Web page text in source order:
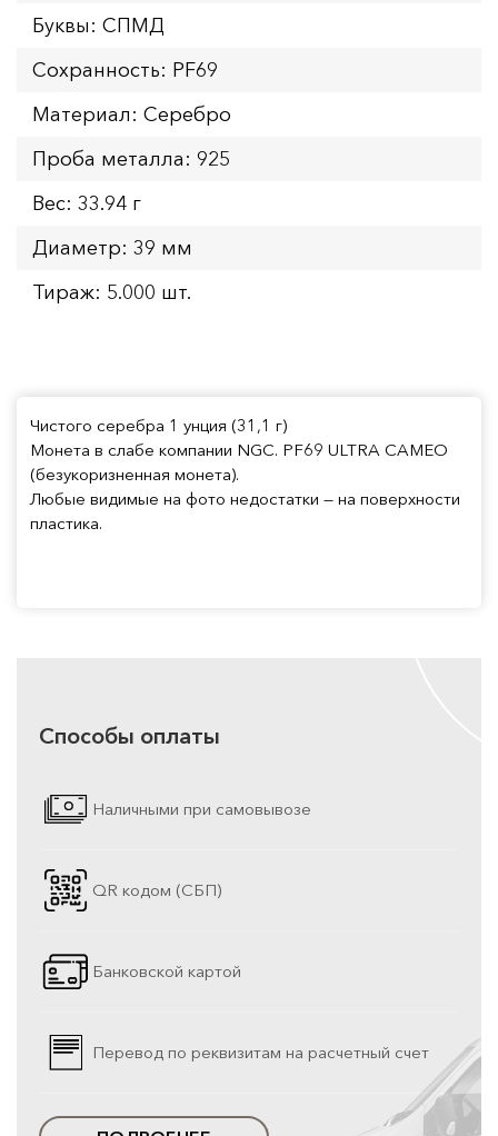
Буквы: СПМД
Сохранность: PF69
Материал: Серебро
Проба металла: 925
Вес: 33.94 г
Диаметр: 39 мм
Тираж: 5.000 шт.
Чистого серебра 1 унция (31,1 г)
Монета в слабе компании NGC. PF69 ULTRA CAMEO
(безукоризненная монета).
Любые видимые на фото недостатки — на поверхности
пластика.
Способы оплаты
Наличными при самовывозе
QR кодом (СБП)
Банковской картой
Перевод по реквизитам на расчетный счет